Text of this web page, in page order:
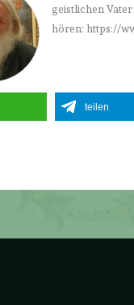
geistlichen
hören: https://
teilen